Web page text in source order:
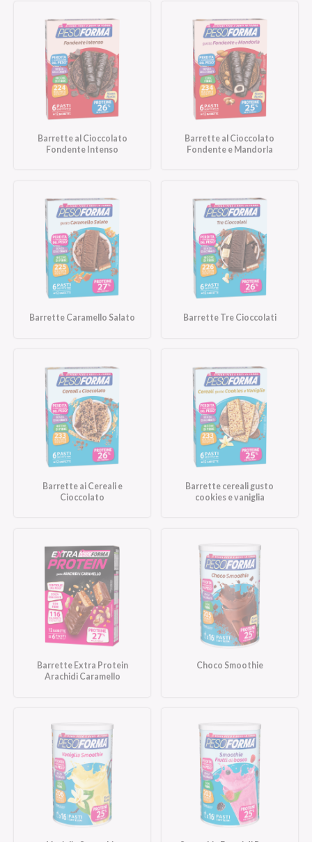
Barrette al Cioccolato
Fondente Intenso
Barrette al Cioccolato
Fondente e Mandorla
Barrette Caramello Salato Barrette Tre Cioccolati
Barrette ai Cereali e
Cioccolato
Barrette cereali gusto
cookies e vaniglia
Barrette Extra Protein
Arachidi Caramello
Choco Smoothie
Vaniglia Smoothie Smoothie Frutti di Bosco